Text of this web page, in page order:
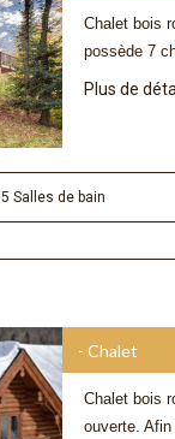
Chalet bois
possède 7
Plus de
5 Salles de bain
- Chalet
Chalet bois
ouverte.